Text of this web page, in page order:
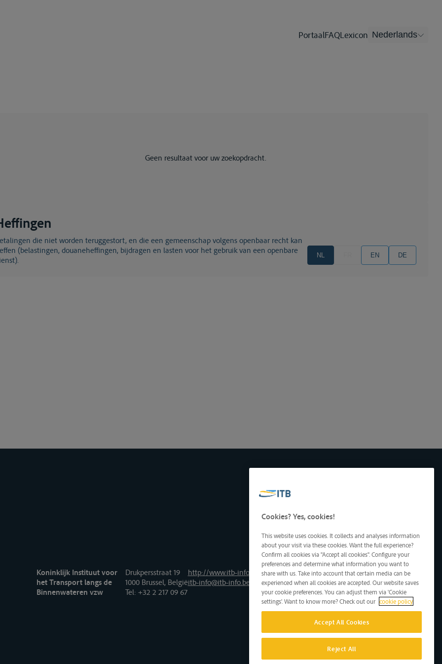
PortaalFAQLexicon Nederlands
Geen resultaat voor uw zoekopdracht.
(belastingen, douaneheffingen, bijdragen en lasten voor het gebruik van een openbare
NL EN DE
Koninklijk Instituut voor
het Transport langs de
Binnenwateren vzw
Drukpersstraat 19
1000 Brussel, België
Tel: +32 2 217 09 67
http://www.itb-info.be
itb-info@itb-info.be
Cookies? Yes, cookies!
This website uses cookies. It collects and analyses information
about your visit via these cookies. Want the full experience?
Confirm all cookies via "Accept all cookies". Configure your
preferences and determine what information you want to
share with us. Take into account that certain media can be
experienced when all cookies are accepted. Our website saves
your cookie preferences. You can adjust them via 'Cookie
settings'. Want to know more? Check out our cookie policy
Accept All Cookies
Reject All